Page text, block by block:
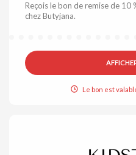
Reçois le bon de remise de 10
chez Butyjana.
Le bon est